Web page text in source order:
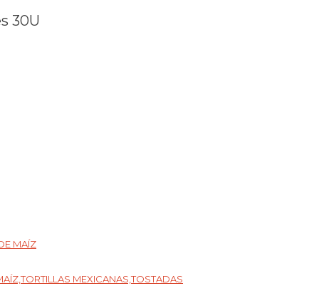
30U
MAÍZ
MEXICANAS,TOSTADAS